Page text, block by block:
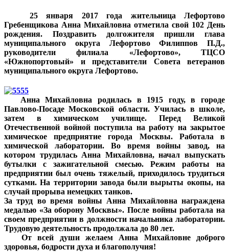
25 января 2017 года жительница Лефортово
Гребенщикова Анна Михайловна отметила свой 102 День
рождения. Поздравить долгожителя пришли глава
муниципального округа Лефортово Филиппов П.Д.,
руководители филиала «Лефортово», ТЦСО
«Южнопортовый» и представители Совета ветеранов
муниципального округа Лефортово.
Анна Михайловна родилась в 1915 году, в городе
Павлово-Посаде Московской области. Училась в школе,
затем в химическом училище. Перед Великой
Отечественной войной поступила на работу на закрытое
химическое предприятие города Москвы. Работала в
химической лаборатории. Во время войны завод, на
котором трудилась Анна Михайловна, начал выпускать
бутылки с зажигательной смесью. Режим работы на
предприятии был очень тяжелый, приходилось трудиться
сутками. На территории завода были вырыты окопы, на
случай прорыва немецких танков.
За труд во время войны Анна Михайловна награждена
медалью «За оборону Москвы». После войны работала на
своем предприятии в должности начальника лаборатории.
Трудовую деятельность продолжала до 80 лет.
От всей души желаем Анна Михайловне доброго
здоровья, бодрости духа и благополучия!